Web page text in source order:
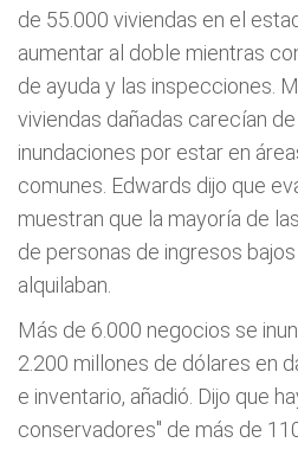
de 55.000 viviendas en el
aumentar al doble mientras
de ayuda y las inspecciones.
viviendas dañadas carecían
inundaciones por estar en
comunes. Edwards dijo que
muestran que la mayoría de
de personas de ingresos
alquilaban.
Más de 6.000 negocios se
2.200 millones de dólares en
e inventario, añadió. Dijo que
conservadores" de más de